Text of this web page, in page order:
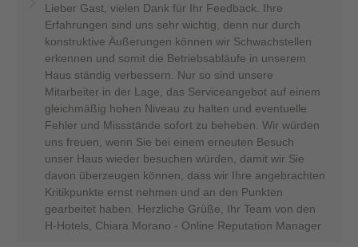
Lieber Gast, vielen Dank für Ihr Feedback. Ihre
Erfahrungen sind uns sehr wichtig, denn nur durch
konstruktive Äußerungen können wir Schwachstellen
erkennen und somit die Betriebsabläufe in unserem
Haus ständig verbessern. Nur so sind unsere
Mitarbeiter in der Lage, das Serviceangebot auf einem
gleichmäßig hohen Niveau zu halten und eventuelle
Fehler und Missstände sofort zu beheben. Wir würden
uns freuen, wenn Sie bei einem erneuten Besuch
unser Haus wieder besuchen würden, damit wir Sie
davon überzeugen können, dass wir Ihre angebrachten
Kritikpunkte ernst nehmen und an den Punkten
gearbeitet haben. Herzliche Grüße, Ihr Team von den
H-Hotels, Chiara Morano - Online Reputation Manager